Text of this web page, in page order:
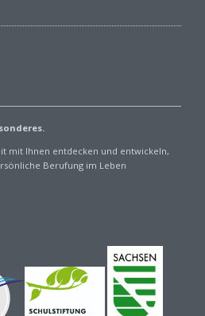
mit Ihnen entdecken und entwickeln,
Berufung im Leben